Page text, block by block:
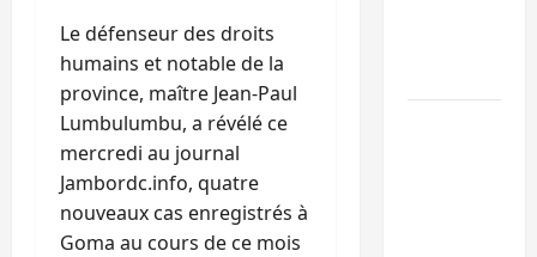
Le défenseur des droits
humains et notable de la
province, maître Jean-Paul
Lumbulumbu, a révélé ce
mercredi au journal
Jambordc.info, quatre
nouveaux cas enregistrés à
Goma au cours de ce mois